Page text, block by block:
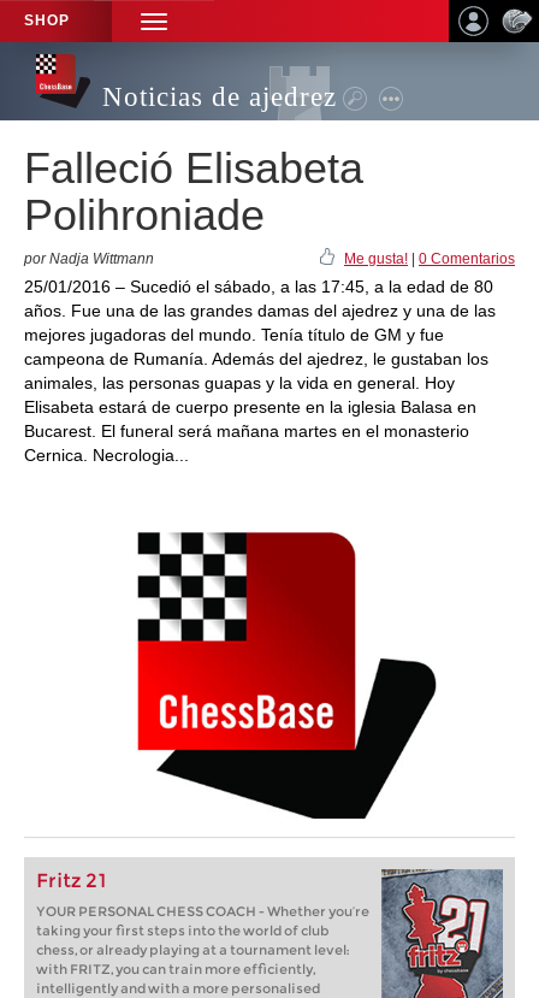
SHOP
TOGGLE
NAVIGATION
Noticias de ajedrez
Falleció Elisabeta
Polihroniade
por Nadja Wittmann Me gusta! 0 Comentarios
25/01/2016 – Sucedió el sábado, a las 17:45, a la edad de 80
años. Fue una de las grandes damas del ajedrez y una de las
mejores jugadoras del mundo. Tenía título de GM y fue
campeona de Rumanía. Además del ajedrez, le gustaban los
animales, las personas guapas y la vida en general. Hoy
Elisabeta estará de cuerpo presente en la iglesia Balasa en
Bucarest. El funeral será mañana martes en el monasterio
Cernica. Necrologia...
Fritz 21
YOUR PERSONAL CHESS COACH - Whether you’re
taking your first steps into the world of club
chess, or already playing at a tournament level:
with FRITZ, you can train more efficiently,
intelligently and with a more personalised